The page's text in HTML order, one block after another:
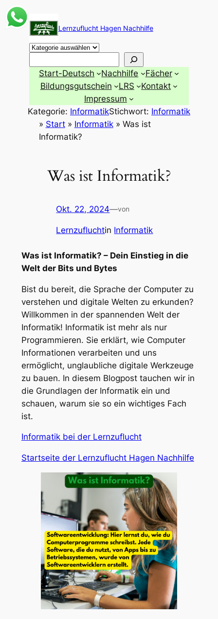
Zum
Inhalt
springen
Lernzuflucht Hagen Nachhilfe
Start-Deutsch Nachhilfe
Fächer
Bildungsgutschein
LRS
Kontakt
Impressum
Kategorie: InformatikStichwort: Informatik
» Start» Informatik» Was ist
Informatik?
Was ist Informatik?
Okt. 22, 2024—von
Lernzufluchtin Informatik
Was ist Informatik? – Dein Einstieg in die
Welt der Bits und Bytes
Bist du bereit, die Sprache der Computer zu
verstehen und digitale Welten zu erkunden?
Willkommen in der spannenden Welt der
Informatik! Informatik ist mehr als nur
Programmieren. Sie erklärt, wie Computer
Informationen verarbeiten und uns
ermöglicht, unglaubliche digitale Werkzeuge
zu bauen. In diesem Blogpost tauchen wir in
die Grundlagen der Informatik ein und
schauen, warum sie so ein wichtiges Fach
ist.
Informatik bei der Lernzuflucht
Startseite der Lernzuflucht Hagen Nachhilfe